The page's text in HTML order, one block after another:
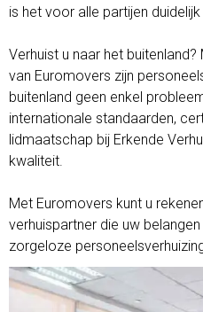
is het voor alle partijen
Verhuist u naar het
van Euromovers zijn
buitenland geen enkel
internationale standaarden,
lidmaatschap bij Erkende
kwaliteit.
Met Euromovers kunt u
verhuispartner die uw
zorgeloze